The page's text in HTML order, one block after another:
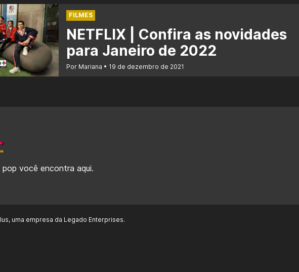
FILMES
NETFLIX | Confira as novidades
para Janeiro de 2022
Por Mariana 19 de dezembro de 2021
você encontra aqui.
uma empresa da Legado Enterprises.